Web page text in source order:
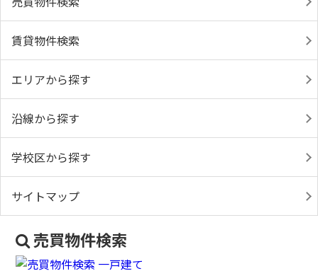
賃貸物件検索
エリアから探す
沿線から探す
学校区から探す
サイトマップ
売買物件検索